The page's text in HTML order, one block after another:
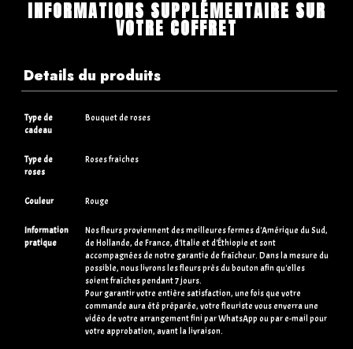
INFORMATIONS SUPPLÉMENTAIRE SUR
VOTRE COFFRET
Details du produits
Type de
cadeau
Bouquet de roses
Type de
roses
Roses fraiches
Couleur Rouge
Information
pratique
Nos fleurs proviennent des meilleures fermes d'Amérique du Sud,
de Hollande, de France, d'Italie et d'Éthiopie et sont
accompagnées de notre garantie de fraîcheur. Dans la mesure du
possible, nous livrons les fleurs près du bouton afin qu'elles
soient fraîches pendant 7 jours.
Pour garantir votre entière satisfaction, une fois que votre
commande aura été préparée, votre fleuriste vous enverra une
vidéo de votre arrangement fini par WhatsApp ou par e-mail pour
votre approbation, avant la livraison.